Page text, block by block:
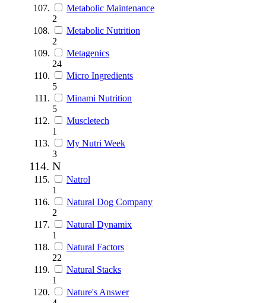
Metabolic Maintenance
2
Metabolic Nutrition
2
Metagenics
24
Micro Ingredients
5
Minami Nutrition
5
Muscletech
1
My Nutri Week
3
N
Natrol
1
Natural Dog Company
2
Natural Dynamix
1
Natural Factors
22
Natural Stacks
1
Nature's Answer